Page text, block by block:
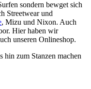
sondern bewget sich
Streetwear und
, Mizu und Nixon. Auch
Hier haben wir
unseren Onlineshop.
hin zum Stanzen machen